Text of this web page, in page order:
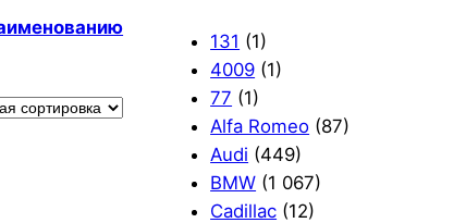
131 (1)
4009 (1)
77 (1)
Alfa Romeo (87)
Audi (449)
BMW (1 067)
Cadillac (12)